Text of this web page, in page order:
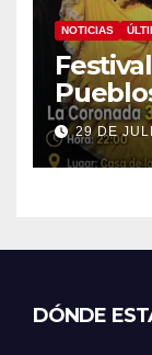
NOTICIAS
29 DE
DÓNDE